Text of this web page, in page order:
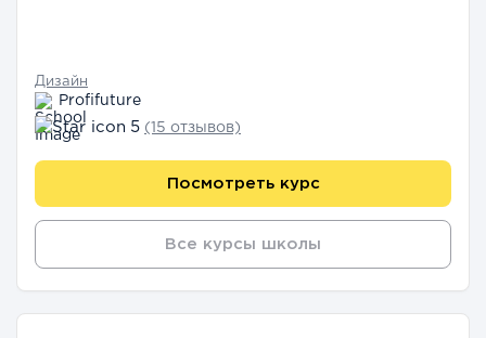
Дизайн
Profifuture
5 (15 отзывов)
Посмотреть курс
Все курсы школы